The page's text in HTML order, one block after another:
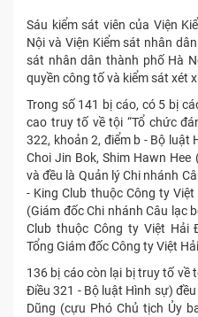
Sáu kiểm sát viên của Viện
Nội và Viện Kiểm sát nhân
sát nhân dân thành phố Hà
quyền công tố và kiểm sát xét
Trong số 141 bị cáo, có 5 bị
cao truy tố về tội “Tổ chức
322, khoản 2, điểm b - Bộ luật
Choi Jin Bok, Shim Hawn
và đều là Quản lý Chi nhánh
- King Club thuộc Công ty
(Giám đốc Chi nhánh Câu lạc
Club thuộc Công ty Việt Hải
Tổng Giám đốc Công ty Việt
136 bị cáo còn lại bị truy tố về
Điều 321 - Bộ luật Hình sự)
Dũng (cựu Phó Chủ tịch Ủy